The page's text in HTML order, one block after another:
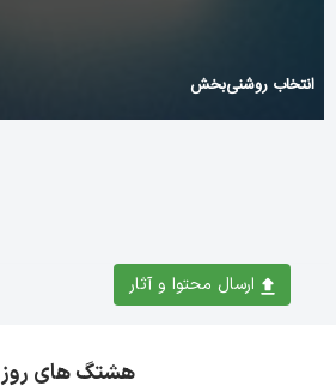
انتخاب روشنی‌بخش
ارسال محتوا و آثار
هشتگ های روز